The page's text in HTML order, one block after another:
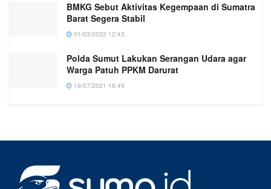
BMKG Sebut Aktivitas Kegempaan di Sumatra
Barat Segera Stabil
01/03/2022 12:43
Polda Sumut Lakukan Serangan Udara agar
Warga Patuh PPKM Darurat
16/07/2021 16:49